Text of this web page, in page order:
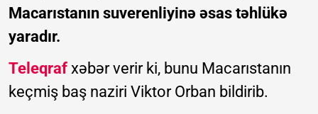
Macarıstanın suverenliyinə əsas təhlükə
yaradır.
Teleqraf xəbər verir ki, bunu Macarıstanın
keçmiş baş naziri Viktor Orban bildirib.